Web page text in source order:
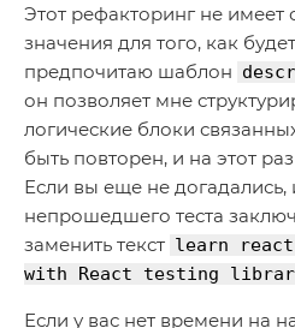
Этот рефакторинг не имеет
значения для того, как
предпочитаю шаблон
он позволяет мне
логические блоки
быть повторен, и на этот
Если вы еще не догадались,
непрошедшего теста
заменить текст learn react
with React testing
Если у вас нет времени на